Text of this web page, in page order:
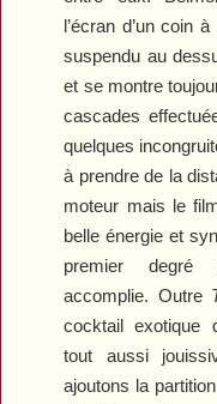
l’écran d’un coin
suspendu au
et se montre
cascades
quelques
à prendre de la
moteur mais le
belle énergie et
premier degré
accomplie. Outre
cocktail exotique
tout aussi
ajoutons la